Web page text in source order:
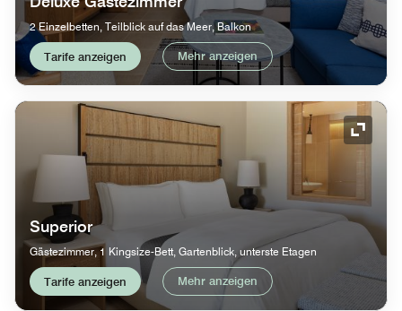
2 Einzelbetten, Teilblick auf das Meer, Balkon
Tarife anzeigen Mehr anzeigen
Superior
Gästezimmer, 1 Kingsize-Bett, Gartenblick, unterste Etagen
Tarife anzeigen Mehr anzeigen